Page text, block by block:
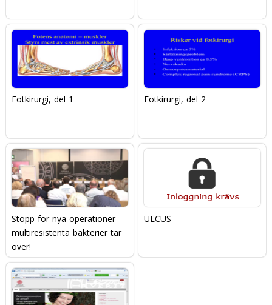
Fotkirurgi, del 1 Fotkirurgi, del 2
Stopp för nya operationer 
multiresistenta bakterier tar
över!
ULCUS